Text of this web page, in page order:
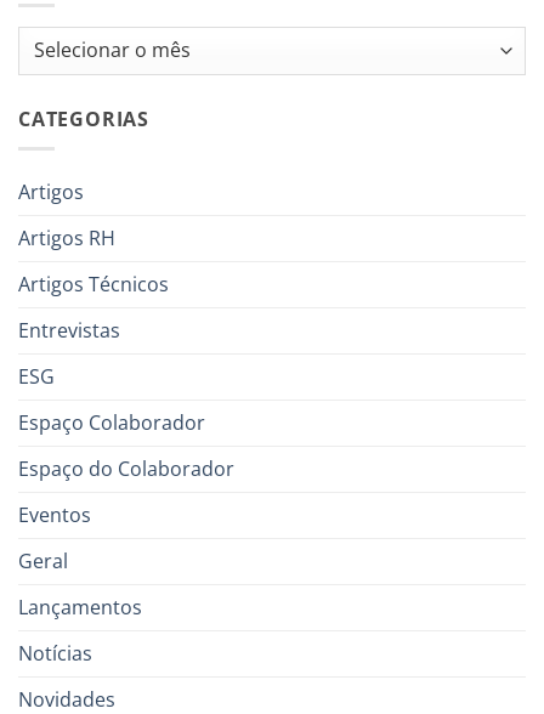
Arquivos
CATEGORIAS
Artigos
Artigos RH
Artigos Técnicos
Entrevistas
ESG
Espaço Colaborador
Espaço do Colaborador
Eventos
Geral
Lançamentos
Notícias
Novidades